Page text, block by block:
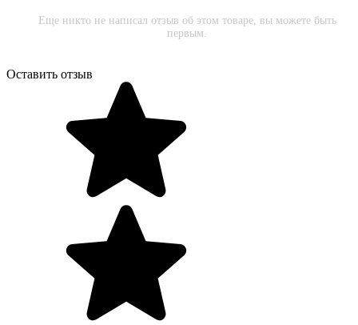
Еще никто не написал отзыв об этом товаре, вы можете быть
первым.
Оставить отзыв